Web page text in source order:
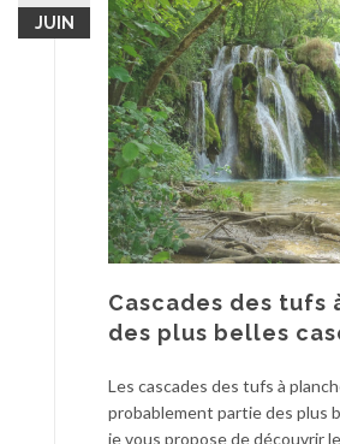
JUIN
Cascades des tufs
des plus belles
Les cascades des tufs à
probablement partie des plus
je vous propose de découvrir